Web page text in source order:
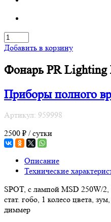
Добавить в корзину
Фонарь PR Lighting
Приборы полного
Артикул: 959998
2500 ₽ / сутки
Описание
Технические
SPOT, с лампой MSD 250W/2,
стат. гобо, 1 колесо цвета,
диммер